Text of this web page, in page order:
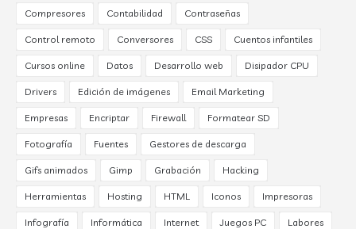
Compresores Contabilidad Contraseñas
Control remoto Conversores CSS Cuentos infantiles
Cursos online Datos Desarrollo web Disipador CPU
Drivers Edición de imágenes Email Marketing
Empresas Encriptar Firewall Formatear SD
Fotografía Fuentes Gestores de descarga
Gifs animados Gimp Grabación Hacking
Herramientas Hosting HTML Iconos Impresoras
Infografía Informática Internet Juegos PC Labores